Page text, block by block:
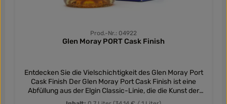
Prod.-Nr.: 04922
Glen Moray PORT Cask Finish
Entdecken Sie die Vielschichtigkeit des Glen Moray Port
Cask Finish Der Glen Moray Port Cask Finish ist eine
Abfüllung aus der Elgin Classic-Linie, die die Kunst der
Fassreifung neu interpretiert. Durch die Nachreifung in